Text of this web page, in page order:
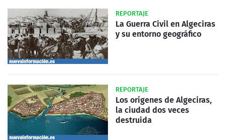
REPORTAJE
La Guerra Civil en Algeciras
y su entorno geográfico
REPORTAJE
Los orígenes de Algeciras,
la ciudad dos veces
destruida